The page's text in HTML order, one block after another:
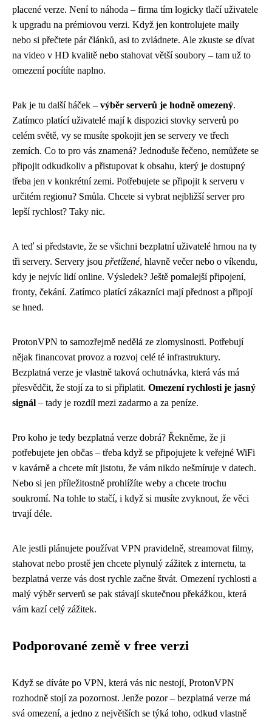
placené verze. Není to náhoda – firma tím logicky tlačí uživatele
k upgradu na prémiovou verzi. Když jen kontrolujete maily
nebo si přečtete pár článků, asi to zvládnete. Ale zkuste se dívat
na video v HD kvalitě nebo stahovat větší soubory – tam už to
omezení pocítíte naplno.
Pak je tu další háček – výběr serverů je hodně omezený.
Zatímco platící uživatelé mají k dispozici stovky serverů po
celém světě, vy se musíte spokojit jen se servery ve třech
zemích. Co to pro vás znamená? Jednoduše řečeno, nemůžete se
připojit odkudkoliv a přistupovat k obsahu, který je dostupný
třeba jen v konkrétní zemi. Potřebujete se připojit k serveru v
určitém regionu? Smůla. Chcete si vybrat nejbližší server pro
lepší rychlost? Taky nic.
A teď si představte, že se všichni bezplatní uživatelé hrnou na ty
tři servery. Servery jsou přetížené, hlavně večer nebo o víkendu,
kdy je nejvíc lidí online. Výsledek? Ještě pomalejší připojení,
fronty, čekání. Zatímco platící zákazníci mají přednost a připojí
se hned.
ProtonVPN to samozřejmě nedělá ze zlomyslnosti. Potřebují
nějak financovat provoz a rozvoj celé té infrastruktury.
Bezplatná verze je vlastně taková ochutnávka, která vás má
přesvědčit, že stojí za to si připlatit. Omezení rychlosti je jasný
signál – tady je rozdíl mezi zadarmo a za peníze.
Pro koho je tedy bezplatná verze dobrá? Řekněme, že ji
potřebujete jen občas – třeba když se připojujete k veřejné WiFi
v kavárně a chcete mít jistotu, že vám nikdo nešmíruje v datech.
Nebo si jen příležitostně prohlížíte weby a chcete trochu
soukromí. Na tohle to stačí, i když si musíte zvyknout, že věci
trvají déle.
Ale jestli plánujete používat VPN pravidelně, streamovat filmy,
stahovat nebo prostě jen chcete plynulý zážitek z internetu, ta
bezplatná verze vás dost rychle začne štvát. Omezení rychlosti a
malý výběr serverů se pak stávají skutečnou překážkou, která
vám kazí celý zážitek.
Podporované země v free verzi
Když se díváte po VPN, která vás nic nestojí, ProtonVPN
rozhodně stojí za pozornost. Jenže pozor – bezplatná verze má
svá omezení, a jedno z největších se týká toho, odkud vlastně